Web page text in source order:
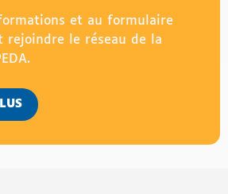
et au formulaire
rejoindre le réseau de la